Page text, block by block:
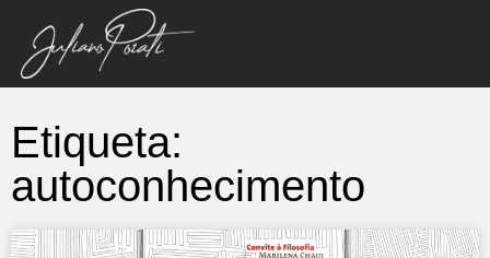
Etiqueta:
autoconhecimento